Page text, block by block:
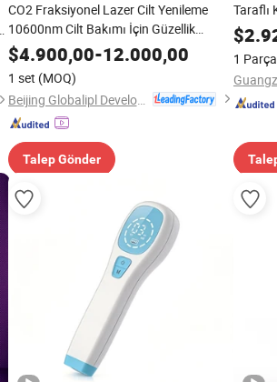
CO2 Fraksiyonel Lazer Cilt Yenileme
10600nm Cilt Bakımı İçin Güzellik
Ekipmanı Salon Kullanımı
$4.900,00-12.000,00
1 set (MOQ)
Beijing Globalipl Development Co., Ltd.
Talep Gönder
Taraflı
$
1 Parça